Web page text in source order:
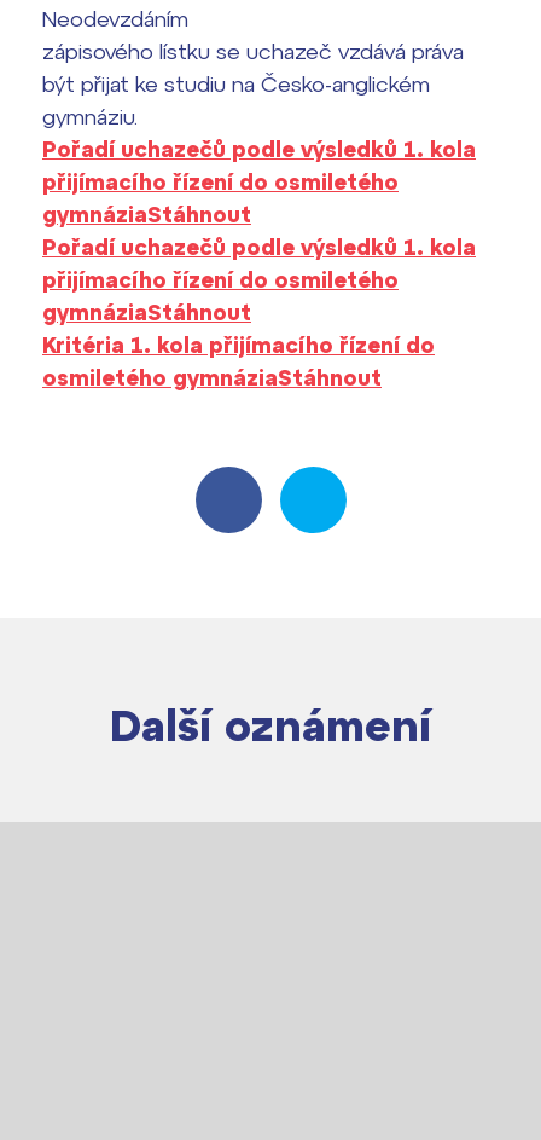
Neodevzdáním
zápisového lístku se uchazeč vzdává práva
být přijat ke studiu na Česko-anglickém
gymnáziu.
Pořadí uchazečů podle výsledků 1. kola
přijímacího řízení do osmiletého
gymnáziaStáhnout
Pořadí uchazečů podle výsledků 1. kola
přijímacího řízení do osmiletého
gymnáziaStáhnout
Kritéria 1. kola přijímacího řízení do
osmiletého gymnáziaStáhnout
Další oznámení